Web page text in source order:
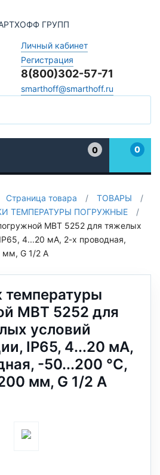
Личный кабинет
Регистрация
8(800)302-57-71
smarthoff@smarthoff.ru
0
0
Страница товара / ТОВАРЫ
/
ТЕМПЕРАТУРЫ ПОГРУЖНЫЕ
/
MBT 5252 для тяжелых
4...20 мА, 2-х проводная,
мм, G 1/2 А
температуры
MBT 5252 для
условий
IP65, 4...20 мА,
-50...200 °C,
мм, G 1/2 А